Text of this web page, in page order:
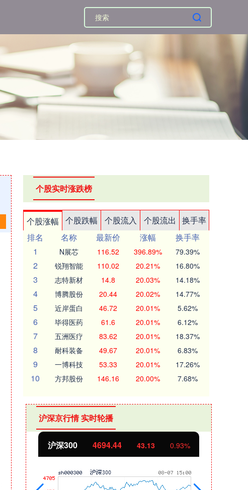
个股实时涨跌榜
个股涨幅 个股跌幅 个股流入 个股流出
换手率
排名
名称 最新价 涨幅
换手率
1
N展芯 116.52 396.89% 79.39%
2 锐翔智能 110.02 20.21% 16.80%
3 志特新材 14.8 20.03% 14.18%
4 博腾股份 20.44 20.02% 14.77%
5 近岸蛋白 46.72 20.01% 5.62%
6 毕得医药 61.6 20.01% 6.12%
7 五洲医疗 83.62 20.01% 18.37%
8 耐科装备 49.67 20.01% 6.83%
9 一博科技 53.33 20.01% 17.26%
10 方邦股份 146.16 20.00% 7.68%
沪深京行情 实时轮播
北证50 1134.24 11.37 1.01%